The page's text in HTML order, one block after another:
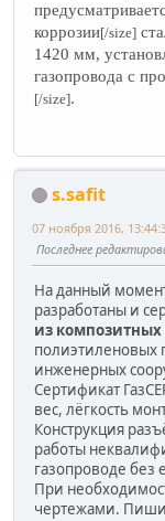
коррозии[/size]
1420 мм,
газопровода с
[/size].
s.safit
07 ноября 2016,
Последнее
На данный
разработаны и
из
полиэтиленовых
инженерных
Сертификат
вес, лёгкость
Конструкция
работы
газопроводе без
При
чертежами.